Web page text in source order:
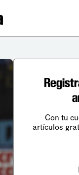
Con tu
artículos